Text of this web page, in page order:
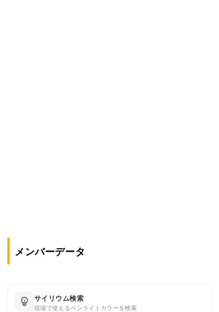
メンバーデータ
サイリウム検索
現場で使えるペンライトカラーを検索